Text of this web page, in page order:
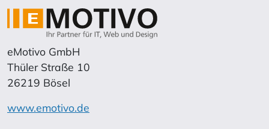
eMotivo GmbH
Thüler Straße 10
26219 Bösel
www.emotivo.de